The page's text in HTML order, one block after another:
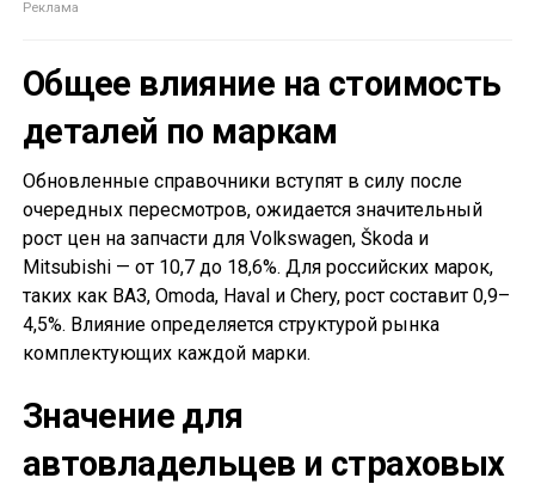
Общее влияние на стоимость
деталей по маркам
Обновленные справочники вступят в силу после
очередных пересмотров, ожидается значительный
рост цен на запчасти для Volkswagen, Škoda и
Mitsubishi — от 10,7 до 18,6%. Для российских марок,
таких как ВАЗ, Omoda, Haval и Chery, рост составит 0,9–
4,5%. Влияние определяется структурой рынка
комплектующих каждой марки.
Значение для
автовладельцев и страховых